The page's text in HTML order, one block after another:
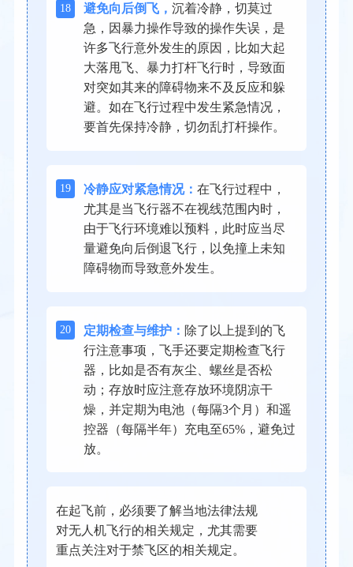
18 避免向后倒飞， 沉着冷静，切莫过
急，因暴力操作导致的操作失误，是
许多飞行意外发生的原因，比如大起
大落甩飞、暴力打杆飞行时，导致面
对突如其来的障碍物来不及反应和躲
避。如在飞行过程中发生紧急情况，
要首先保持冷静，切勿乱打杆操作。
19 冷静应对紧急情况： 在飞行过程中，
尤其是当飞行器不在视线范围内时，
由于飞行环境难以预料，此时应当尽
量避免向后倒退飞行，以免撞上未知
障碍物而导致意外发生。
20 定期检查与维护： 除了以上提到的飞
行注意事项，飞手还要定期检查飞行
器，比如是否有灰尘、螺丝是否松
动；存放时应注意存放环境阴凉干
燥，并定期为电池（每隔3个月）和遥
控器（每隔半年）充电至65%，避免过
放。
在起飞前，必须要了解当地法律法规
对无人机飞行的相关规定，尤其需要
重点关注对于禁飞区的相关规定。